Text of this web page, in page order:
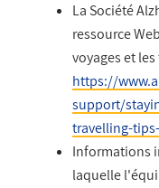
La Société
ressource
voyages et
https://
support/
travelling-
Informations
laquelle